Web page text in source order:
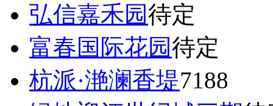
弘信嘉禾园待定
富春国际花园待定
杭派·滟澜香堤7188